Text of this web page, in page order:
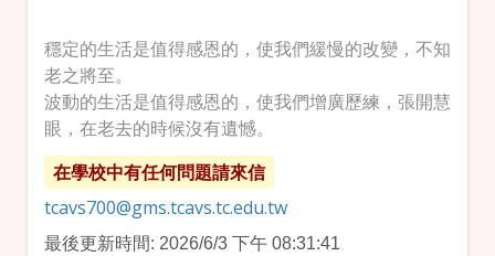
穩定的生活是值得感恩的，使我們緩慢的改變，不知
老之將至。
波動的生活是值得感恩的，使我們增廣歷練，張開慧
眼，在老去的時候沒有遺憾。
在學校中有任何問題請來信
tcavs700@gms.tcavs.tc.edu.tw
最後更新時間: 2026/6/3 下午 08:31:41